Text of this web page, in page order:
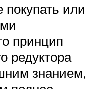
или
принцип
редуктора
знанием,